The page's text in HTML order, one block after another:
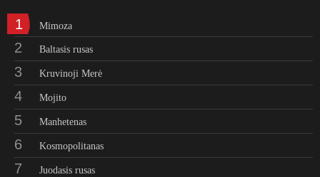
1 Mimoza
2 Baltasis rusas
3 Kruvinoji Merė
4 Mojito
5 Manhetenas
6 Kosmopolitanas
7 Juodasis rusas